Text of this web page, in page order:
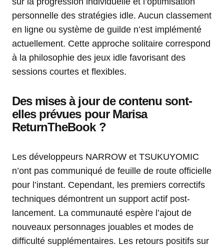
personnelle des stratégies idle. Aucun classement
en ligne ou système de guilde n’est implémenté
actuellement. Cette approche solitaire correspond
à la philosophie des jeux idle favorisant des
sessions courtes et flexibles.
Des mises à jour de contenu sont-
elles prévues pour Marisa
ReturnTheBook ?
Les développeurs NARROW et TSUKUYOMIC
n’ont pas communiqué de feuille de route officielle
pour l’instant. Cependant, les premiers correctifs
techniques démontrent un support actif post-
lancement. La communauté espère l’ajout de
nouveaux personnages jouables et modes de
difficulté supplémentaires. Les retours positifs sur